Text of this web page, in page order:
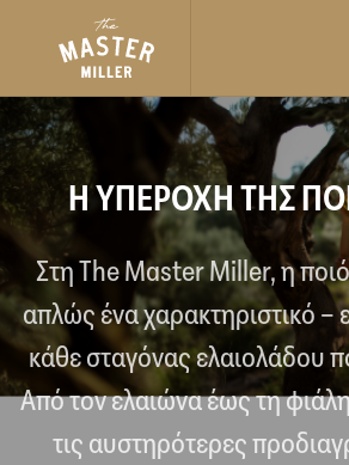
Η ΥΠΕΡΟΧΗ ΤΗΣ
Στη The Master Miller, η
απλώς ένα χαρακτηριστικό –
κάθε σταγόνας ελαιολάδου
Από τον ελαιώνα έως τη
τις αυστηρότερες